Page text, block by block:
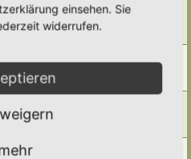
Do 9. Jan 2025, 10:04
Fr 3. Jan 2025, 09:14
Dez 2024, 16:20
einsehen. Sie
widerrufen.